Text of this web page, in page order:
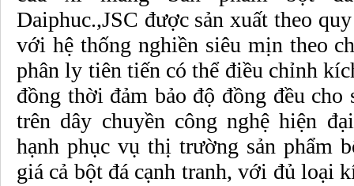
Daiphuc.,JSC được sản xuất theo
với hệ thống nghiền siêu mịn theo
phân ly tiên tiến có thể điều chỉnh
đồng thời đảm bảo độ đồng đều cho
trên dây chuyền công nghệ hiện
hạnh phục vụ thị trường sản phẩm
giá cả bột đá cạnh tranh, với đủ loại